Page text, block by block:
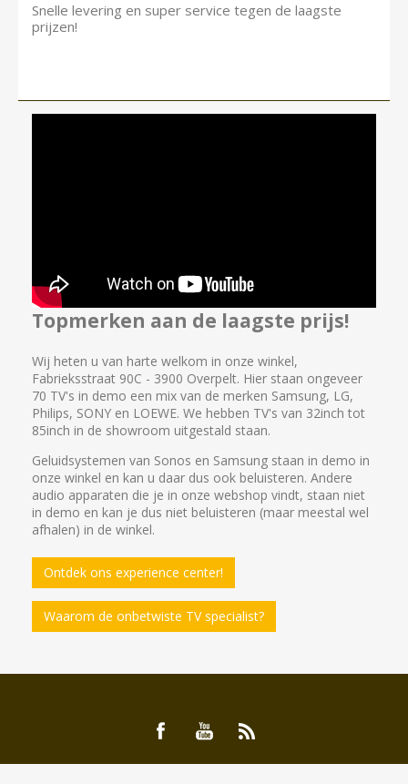
Snelle levering en super service tegen de laagste
prijzen!
Topmerken aan de laagste prijs!
Wij heten u van harte welkom in onze winkel,
Fabrieksstraat 90C - 3900 Overpelt. Hier staan ongeveer
70 TV's in demo een mix van de merken Samsung, LG,
Philips, SONY en LOEWE. We hebben TV's van 32inch tot
85inch in de showroom uitgestald staan.
Geluidsystemen van Sonos en Samsung staan in demo in
onze winkel en kan u daar dus ook beluisteren. Andere
audio apparaten die je in onze webshop vindt, staan niet
in demo en kan je dus niet beluisteren (maar meestal wel
afhalen) in de winkel.
Ontdek ons experience center!
Waarom de onbetwiste TV specialist?